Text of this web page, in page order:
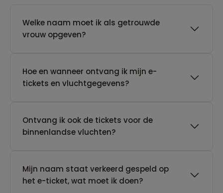
Welke naam moet ik als getrouwde
vrouw opgeven?
Hoe en wanneer ontvang ik mijn e-
tickets en vluchtgegevens?
Ontvang ik ook de tickets voor de
binnenlandse vluchten?
Mijn naam staat verkeerd gespeld op
het e-ticket, wat moet ik doen?